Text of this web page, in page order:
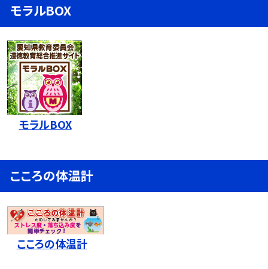
モラルBOX
モラルBOX
こころの体温計
こころの体温計